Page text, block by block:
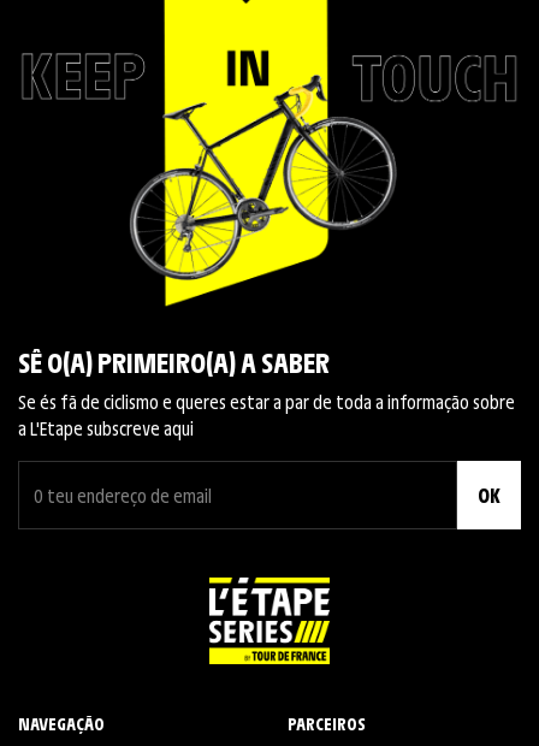
SÊ O(A) PRIMEIRO(A) A SABER
Se és fã de ciclismo e queres estar a par de toda a informação sobre
a L'Etape subscreve aqui
OK
NAVEGAÇÃO PARCEIROS